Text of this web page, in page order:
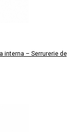
interna – Serrurerie de